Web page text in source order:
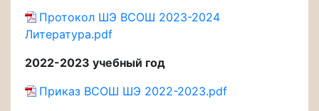
Протокол ШЭ ВСОШ 2023-2024
Литература.pdf
2022-2023 учебный год
Приказ ВСОШ ШЭ 2022-2023.pdf